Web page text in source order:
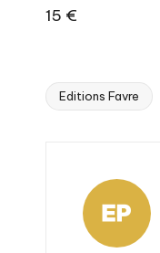
15 €
Tags:
Editions Favre